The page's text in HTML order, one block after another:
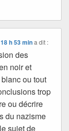
h 53 min a dit :
des
noir et
ou tout
trop
ou décrire
du nazisme
sujet de